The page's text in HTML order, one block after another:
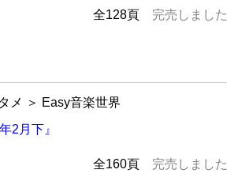
全128頁 完売しました
メ ＞ Easy音楽世界
2月下』
全160頁 完売しました